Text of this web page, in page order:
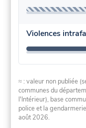
Violences
≈ : valeur non publiée
communes du
l'Intérieur), base
police et la
août 2026.